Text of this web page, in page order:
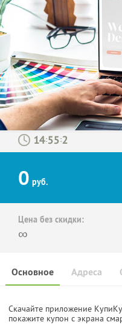
: :
0 руб.
Цена без скидки:
∞
Основное Адреса
Скачайте приложение
покажите купон с экрана